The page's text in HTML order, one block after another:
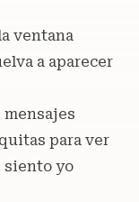
ventana
a aparecer
para ver
siento yo